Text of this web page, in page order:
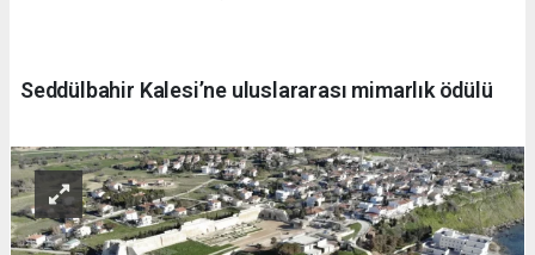
Seddülbahir Kalesi’ne uluslararası mimarlık ödülü